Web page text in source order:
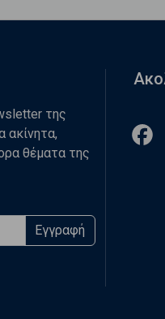
της
ακίνητα,
θέματα της
Εγγραφή